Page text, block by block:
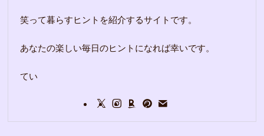
笑って暮らすヒントを紹介するサイトです。
あなたの楽しい毎日のヒントになれば幸いです。
てい